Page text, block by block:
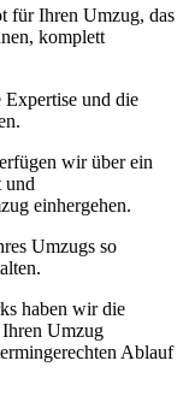
für Ihren Umzug, das
komplett
und die
wir über ein
und
einhergehen.
Umzugs so
haben wir die
Umzug
Ablauf